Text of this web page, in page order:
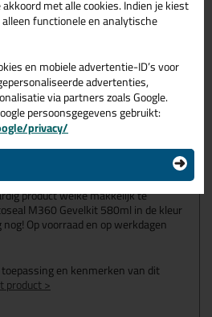
Specificaties Reviews (0)
Gevelkit
9016 C9016
580ml in een specifieke kleur?
Gevelkit 580ml in de kleur RAL
voor verschillende toepassingen. Een
product welke makkelijk te
M360 Gevelkit 580ml in de kleur
Op voorraad en op werkdagen
en kenmerken van dit
product >
met alle cookies. Indien je kiest
functionele en analytische
en mobiele advertentie-ID’s voor
advertenties,
via partners zoals Google.
persoonsgegevens gebruikt:
privacy/